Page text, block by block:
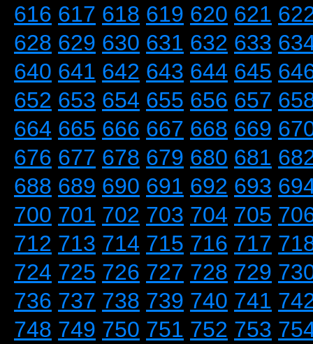
616 617 618 619 620 621
628 629 630 631 632 633
640 641 642 643 644 645
652 653 654 655 656 657
664 665 666 667 668 669
676 677 678 679 680 681
688 689 690 691 692 693
700 701 702 703 704 705
712 713 714 715 716 717
724 725 726 727 728 729
736 737 738 739 740 741
748 749 750 751 752 753